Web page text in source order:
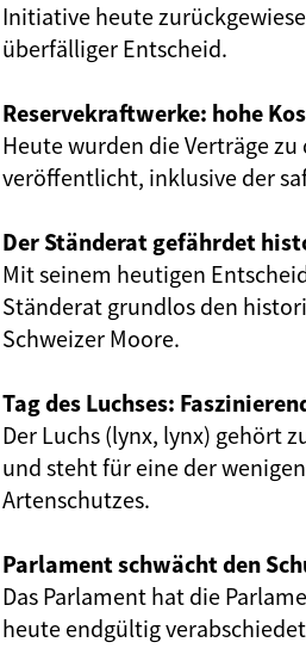
Initiative heute
überfälliger Entscheid.
Reservekraftwerke: hohe
Heute wurden die Verträge
veröffentlicht, inklusive der
Der Ständerat gefährdet
Mit seinem heutigen
Ständerat grundlos den
Schweizer Moore.
Tag des Luchses:
Der Luchs (lynx, lynx) gehört
und steht für eine der
Artenschutzes.
Parlament schwächt den
Das Parlament hat die
heute endgültig